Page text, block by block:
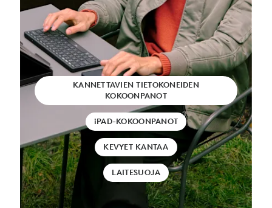
KANNETTAVIEN TIETOKONEIDEN
KOKOONPANOT
iPAD-KOKOONPANOT
KEVYET KANTAA
LAITESUOJA